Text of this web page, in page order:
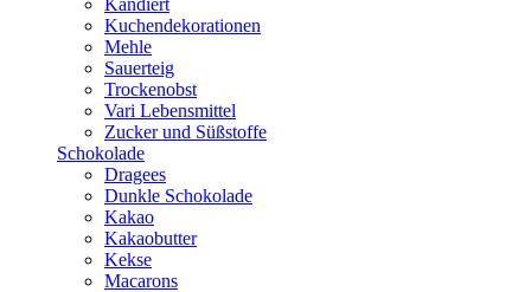
Kandiert
Kuchendekorationen
Mehle
Sauerteig
Trockenobst
Vari Lebensmittel
Zucker und Süßstoffe
Schokolade
Dragees
Dunkle Schokolade
Kakao
Kakaobutter
Kekse
Macarons